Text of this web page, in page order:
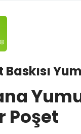
Baskısı
Poşet